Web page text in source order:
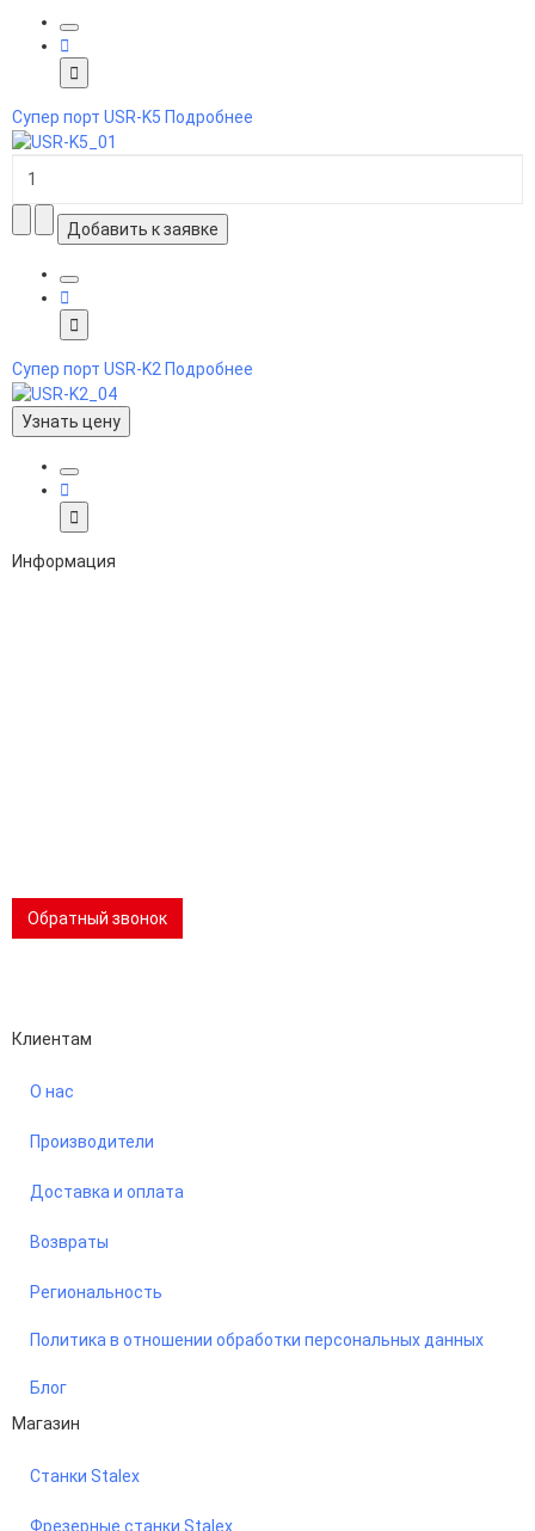
Супер порт USR-K5 Подробнее
Супер порт USR-K2 Подробнее
Узнать цену
Информация
Обратный звонок
Клиентам
О нас
Производители
Доставка и оплата
Возвраты
Региональность
Политика в отношении обработки персональных данных
Блог
Магазин
Станки Stalex
Фрезерные станки Stalex